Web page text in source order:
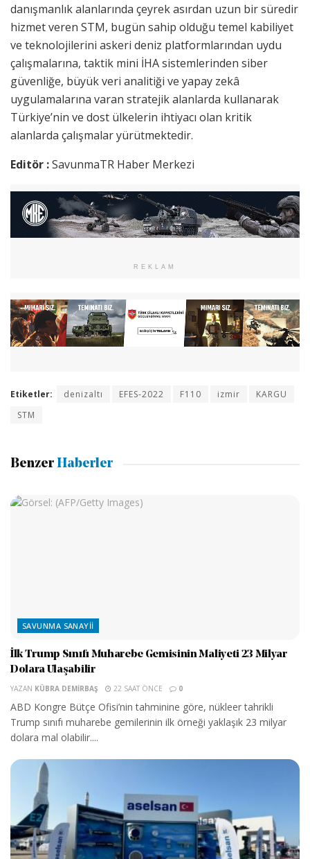
danışmanlık alanlarında çeyrek asırdan uzun bir süredir
hizmet veren STM, bugün sahip olduğu temel kabiliyet
ve teknolojilerini askeri deniz platformlarından uydu
çalışmalarına, taktik mini İHA sistemlerinden siber
güvenliğe, büyük veri analitiği ve yapay zekâ
uygulamalarına varan stratejik alanlarda kullanarak
Türkiye’nin ve dost ülkelerin ihtiyacı olan kritik
alanlarda çalışmalar yürütmektedir.
Editör :SavunmaTR Haber Merkezi
REKLAM
Etiketler: denizaltı EFES-2022 F110 izmir
KARGU
STM
Benzer Haberler
SAVUNMA SANAYII
İlk Trump Sınıfı Muharebe Gemisinin Maliyeti 23 Milyar
Dolara Ulaşabilir
YAZAN KÜBRA DEMIRBAŞ 22 SAAT ÖNCE 0
ABD Kongre Bütçe Ofisi’nin tahminine göre, nükleer tahrikli
Trump sınıfı muharebe gemilerinin ilk örneği yaklaşık 23 milyar
dolara mal olabilir....